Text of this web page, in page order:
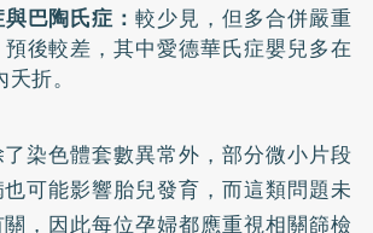
巴陶氏症：較少見，但多合併嚴重
後較差，其中愛德華氏症嬰兒多在
折。
染色體套數異常外，部分微小片段
可能影響胎兒發育，而這類問題未
，因此每位孕婦都應重視相關篩檢